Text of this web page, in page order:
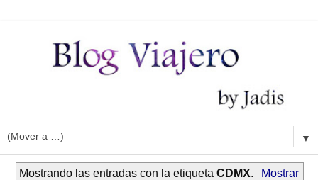
▼
Mostrando las entradas con la etiquetaCDMX.
Mostrar